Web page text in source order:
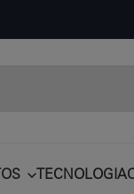
TECNOLOGIA